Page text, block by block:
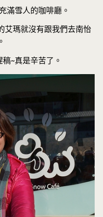
滿雪人的咖啡廳。
艾瑪就沒有跟我們去南怡
~真是辛苦了。